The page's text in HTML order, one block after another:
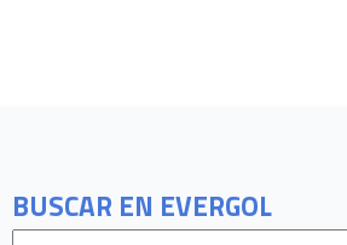
BUSCAR EN EVERGOL